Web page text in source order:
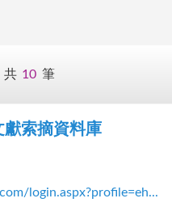
共 10 筆
獻索摘資料庫
login.aspx?profile=eh...